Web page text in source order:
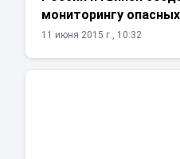
мониторингу
11 июня 2015 г., 10:32